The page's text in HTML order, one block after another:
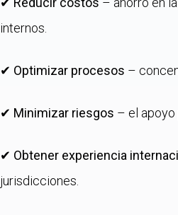
internos.
✔ Optimizar procesos –
✔ Minimizar riesgos – el apoyo
✔ Obtener experiencia
jurisdicciones.